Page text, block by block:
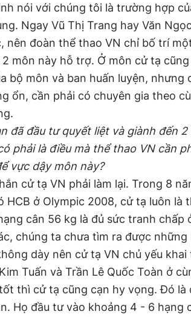
nói với chúng tôi là trường hợp
Ngay Vũ Thị Trang hay Văn
nên đoàn thể thao VN chỉ bố trí
môn này hỗ trợ. Ở môn cử tạ
bộ môn và ban huấn luyện,
ổn, cần phải có chuyên gia theo
đã đầu tư quyết liệt và giành đến 2
phải là điều mà thể thao VN cần
vực dậy môn này?
cử tạ VN phải làm lại. Trong 8
HCB ở Olympic 2008, cử tạ luôn là
cân 56 kg là đủ sức tranh chấp
chúng ta chưa tìm ra được
dày nên cử tạ VN chủ yếu
Tuấn và Trần Lê Quốc Toàn ở
thì cử tạ cũng cạn hy vọng. Đó là
Họ đầu tư vào khoảng 4 - 6 hạng